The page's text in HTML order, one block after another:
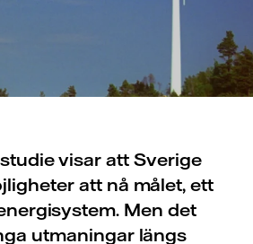
visar att Sverige
att nå målet, ett
Men det
utmaningar längs